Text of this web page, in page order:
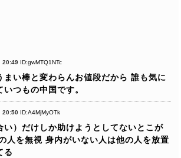
20:49 ID:gwMTQ1NTc
まい棒と変わらんお値段だから 誰も気に
つもの中国です。
20:50 ID:A4MjMyOTk
い）だけしか助けようとしてないとこが
人を無視 身内がいない人は他の人を放置
る